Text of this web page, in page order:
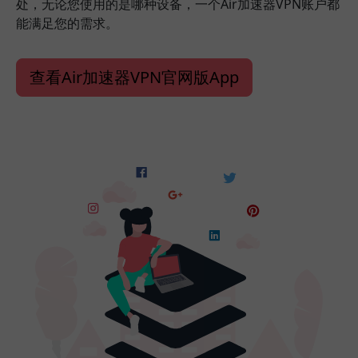
处，无论您使用的是哪种设备，一个Air加速器VPN账户都
能满足您的需求。
查看Air加速器VPN官网版App